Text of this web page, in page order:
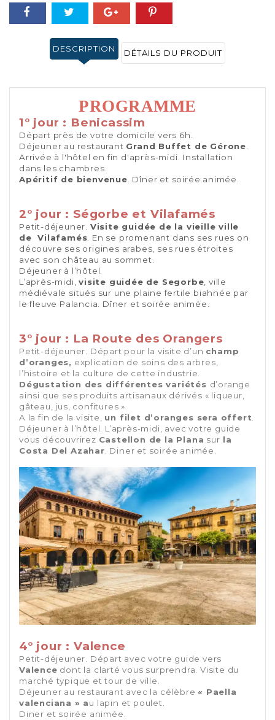
DESCRIPTION DÉTAILS DU PRODUIT
PROGRAMME
1° jour : Benicassim
Départ près de votre domicile vers 6h.
Déjeuner au restaurant Grand Buffet de Gérone
Arrivée à l'hôtel en fin d'après-midi. Installation
dans les chambres.
Apéritif de bienvenue . Dîner et soirée animée.
2° jour : Ségorbe et Vilafamés
Petit-déjeuner. Visite guidée de la vieille ville
de Vilafamés . En se promenant dans ses rues on
découvre ses origines arabes, ses rues étroites
avec son château au sommet.
Déjeuner à l’hôtel.
L’après-midi,visite guidée de Segorbe , ville
médiévale situés sur une plaine fertile biahnée par
le fleuve Palancia. Dîner et soirée animée.
3° jour : La Route des Orangers
Petit-déjeuner. Départ pour la visite d’un champ
d’oranges, explication de soins des arbres,
l’histoire et la culture de cette industrie.
Dégustation des différentes variétés d’orange
ainsi que ses produits artisanaux dérivés « liqueur,
gâteau, jus, confitures »
A la fin de la visite, un filet d’oranges sera offert
Déjeuner à l’hôtel. L’après-midi, avec votre guide
vous découvrirez Castellon de la Plana sur la
Costa Del Azahar . Diner et soirée animée.
4° jour : Valence
Petit-déjeuner. Départ avec votre guide vers
Valence dont la clarté vous surprendra. Visite du
marché typique et tour de ville.
Déjeuner au restaurant avec la célèbre« Paella
valenciana » au lapin et poulet.
Diner et soirée animée.